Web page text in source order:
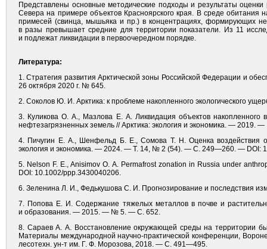
Представлены основные методические подходы и результаты
Севера на примере объектов Красноярского края. В среде
примесей (свинца, мышьяка и пр.) в концентрациях, формирующих
в разы превышает средние для территории показатели. Из 11
и подлежат ликвидации в первоочередном порядке.
Литература:
1. Стратегия развития Арктической зоны Российской Федерации и
26 октября 2020 г. № 645.
2. Соколов Ю. И. Арктика: к проблеме накопленного экологического
3. Куликова О. А., Мазлова Е. А. Ликвидация объектов накопленного
нефтезагрязненных земель // Арктика: экология и экономика. —
4. Пичугин Е. А., Шенфельд Б. Е., Сомова Т. Н. Оценка воздействия
экология и экономика. — 2024. — Т. 14, № 2 (54). — С. 249—260. — DOI:
5. Nelson F. E., Anisimov O. A. Permafrost zonation in Russia under
DOI: 10.1002/ppp.3430040206.
6. Зеленина Л. И., Федькушова С. И. Прогнозирование и последствия
7. Попова Е. И. Содержание тяжелых металлов в почве и
и образования. — 2015. — № 5. — С. 652.
8. Сараев А. А. Восстановление окружающей среды на территории
Материалы международной научно-практической конференции,
лесотехн. ун-т им. Г. Ф. Морозова, 2018. — С. 491—495.